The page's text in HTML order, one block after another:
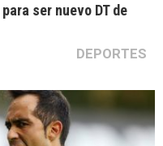
ser nuevo DT de
DEPORTES